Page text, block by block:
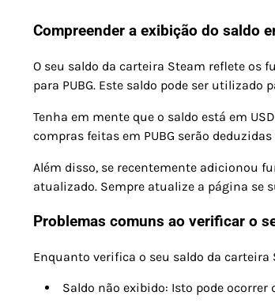
Compreender a exibição do saldo
O seu saldo da carteira Steam reflete
para PUBG. Este saldo pode ser
Tenha em mente que o saldo está em
compras feitas em PUBG serão
Além disso, se recentemente adicionou
atualizado. Sempre atualize a página se
Problemas comuns ao verificar o
Enquanto verifica o seu saldo da
Saldo não exibido: Isto pode